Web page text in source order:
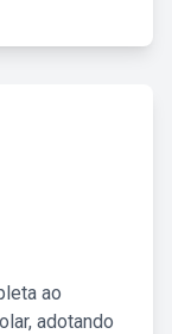
ao
adotando